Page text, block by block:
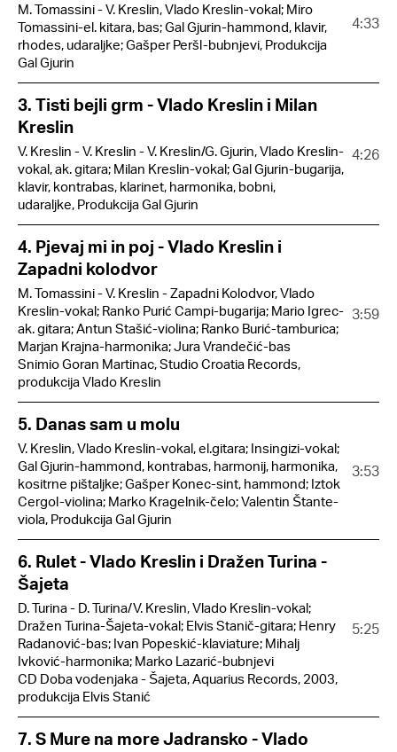
M. Tomassini - V. Kreslin, Vlado Kreslin-vokal; Miro
Tomassini-el. kitara, bas; Gal Gjurin-hammond, klavir,
rhodes, udaraljke; Gašper Peršl-bubnjevi, Produkcija
Gal Gjurin
4:33
3. Tisti bejli grm - Vlado Kreslin i Milan
Kreslin
V. Kreslin - V. Kreslin - V. Kreslin/G. Gjurin, Vlado Kreslin-
vokal, ak. gitara; Milan Kreslin-vokal; Gal Gjurin-bugarija,
klavir, kontrabas, klarinet, harmonika, bobni,
udaraljke, Produkcija Gal Gjurin
4:26
4. Pjevaj mi in poj - Vlado Kreslin i
Zapadni kolodvor
M. Tomassini - V. Kreslin - Zapadni Kolodvor, Vlado
Kreslin-vokal; Ranko Purić Campi-bugarija; Mario Igrec-
ak. gitara; Antun Stašić-violina; Ranko Burić-tamburica;
Marjan Krajna-harmonika; Jura Vrandečić-bas
Snimio Goran Martinac, Studio Croatia Records,
produkcija Vlado Kreslin
3:59
5. Danas sam u molu
V. Kreslin, Vlado Kreslin-vokal, el.gitara; Insingizi-vokal;
Gal Gjurin-hammond, kontrabas, harmonij, harmonika,
kositrne pištaljke; Gašper Konec-sint, hammond; Iztok
Cergol-violina; Marko Kragelnik-čelo; Valentin Štante-
viola, Produkcija Gal Gjurin
3:53
6. Rulet - Vlado Kreslin i Dražen Turina -
Šajeta
D. Turina - D. Turina/V. Kreslin, Vlado Kreslin-vokal;
Dražen Turina-Šajeta-vokal; Elvis Stanič-gitara; Henry
Radanović-bas; Ivan Popeskić-klaviature; Mihalj
Ivković-harmonika; Marko Lazarić-bubnjevi
CD Doba vodenjaka - Šajeta, Aquarius Records, 2003,
produkcija Elvis Stanić
5:25
7. S Mure na more Jadransko - Vlado